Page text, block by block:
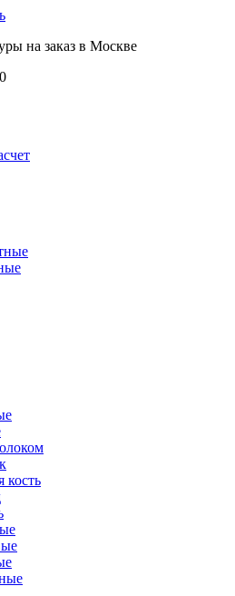
на заказ в Москве
кость